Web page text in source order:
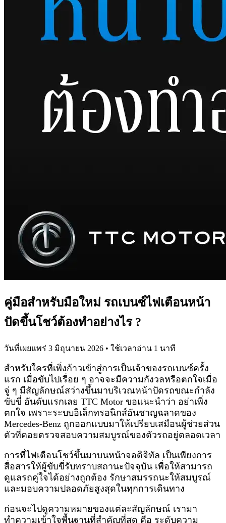
คู่มือสำหรับมือใหม่ รถเบนซ์ไฟเตือนหน้า
ปัดขึ้นโชว์ต้องทำอย่างไร ?
วันที่เผยแพร่ 3 มิถุนายน 2026 • ใช้เวลาอ่าน 1 นาที
สำหรับใครที่เพิ่งก้าวเข้าสู่การเป็นเจ้าของรถเบนซ์ครั้ง
แรก เมื่อขับไปเรื่อย ๆ อาจจะมีความกังวลหรือตกใจเมื่อ
จู่ ๆ มีสัญลักษณ์สว่างขึ้นมาบริเวณหน้าปัดรถขณะกำลัง
ขับขี่ อันดับแรกเลย TTC Motor ขอแนะนำว่า อย่าเพิ่ง
ตกใจ เพราะระบบอิเล็กทรอนิกส์อันชาญฉลาดของ
Mercedes-Benz ถูกออกแบบมาให้เปรียบเสมือนผู้ช่วยส่วน
ตัวที่คอยตรวจสอบความสมบูรณ์ของตัวรถอยู่ตลอดเวลา
การที่ไฟเตือนโชว์ขึ้นมาบนหน้าจอดิจิทัล เป็นเพียงการ
สื่อสารให้ผู้ขับขี่รับทราบสถานะปัจจุบัน เพื่อให้สามารถ
ดูแลรถคู่ใจได้อย่างถูกต้อง รักษาสมรรถนะให้สมบูรณ์
และมอบความปลอดภัยสูงสุดในทุกการเดินทาง
ก่อนจะไปดูความหมายของแต่ละสัญลักษณ์ เรามา
ทำความเข้าใจพื้นฐานที่สำคัญที่สุด คือ ระดับความ